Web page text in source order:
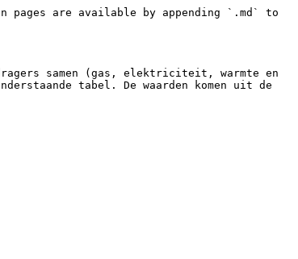
are available by appending `.md` to
samen (gas, elektriciteit, warmte en
tabel. De waarden komen uit de